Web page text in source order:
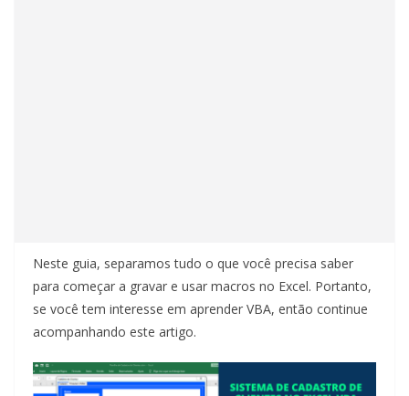
Neste guia, separamos tudo o que você precisa saber
para começar a gravar e usar macros no Excel. Portanto,
se você tem interesse em aprender VBA, então continue
acompanhando este artigo.